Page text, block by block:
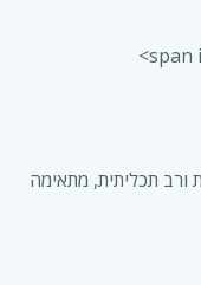
ורב תכליתית, מתאימה